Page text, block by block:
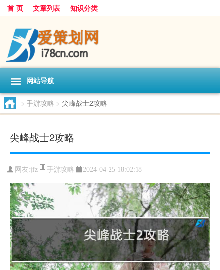
首 页 文章列表 知识分类
网站导航
> 手游攻略 > 尖峰战士2攻略
尖峰战士2攻略
网友:jfz 手游攻略 2024-04-25 18:02:18